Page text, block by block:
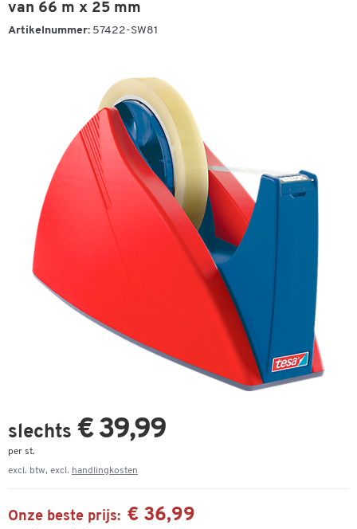
van 66 m x 25 mm
Artikelnummer: 57422-SW81
slechts € 39,99
per st.
excl. btw, excl. handlingkosten
Onze beste prijs: € 36,99